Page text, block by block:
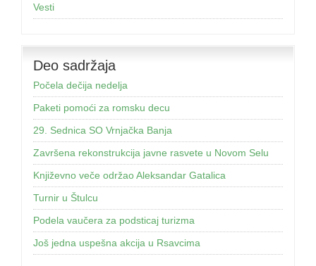
Vesti
Deo sadržaja
Počela dečija nedelja
Paketi pomoći za romsku decu
29. Sednica SO Vrnjačka Banja
Završena rekonstrukcija javne rasvete u Novom Selu
Književno veče održao Aleksandar Gatalica
Turnir u Štulcu
Podela vaučera za podsticaj turizma
Još jednа uspešnа аkcijа u Rsаvcimа